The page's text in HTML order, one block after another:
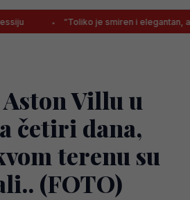
“Toliko je smiren i elegantan, ali
Villu u
četiri dana,
terenu su
(FOTO)